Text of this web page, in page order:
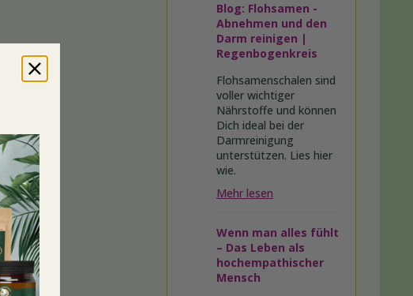
Blog: Flohsamen -
Abnehmen und den
Darm reinigen |
Regenbogenkreis
Flohsamenschalen sind
voller wichtiger
Nährstoffe und können
Dich ideal bei der
Darmreinigung
unterstützen. Lies hier
wie.
Mehr lesen
Wenn man alles fühlt
– Das Leben als
hochempathischer
Mensch